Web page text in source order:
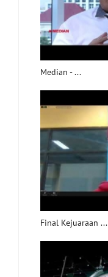
Median - ...
Final Kejuaraan ...